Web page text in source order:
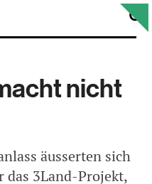
nicht
äusserten sich
das 3Land-Projekt,